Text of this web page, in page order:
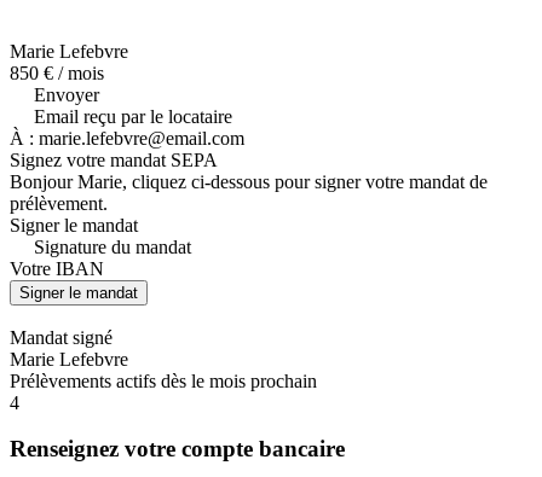
Marie Lefebvre
850 € / mois
Envoyer
Email reçu par le locataire
À : marie.lefebvre@email.com
Signez votre mandat SEPA
Bonjour Marie, cliquez ci-dessous pour signer votre mandat de
prélèvement.
Signer le mandat
Signature du mandat
Votre IBAN
Signer le mandat
Mandat signé
Marie Lefebvre
Prélèvements actifs dès le mois prochain
4
Renseignez votre compte bancaire